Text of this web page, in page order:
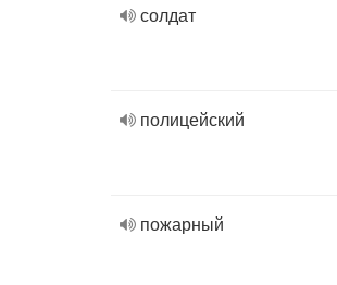
солдат
полицейский
пожарный